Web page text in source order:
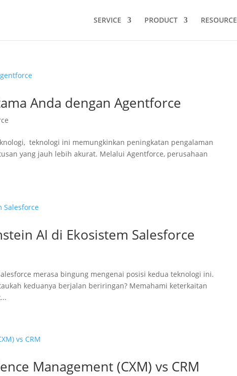
SERVICE PRODUCT RESOURCE
Anda dengan Agentforce
teknologi ini memungkinkan peningkatan pengalaman
yang jauh lebih akurat. Melalui Agentforce, perusahaan
AI di Ekosistem Salesforce
merasa bingung mengenai posisi kedua teknologi ini.
keduanya berjalan beriringan? Memahami keterkaitan
Management (CXM) vs CRM